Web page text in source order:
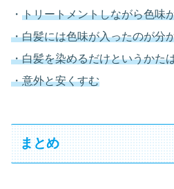
・ トリートメントしながら色味
・白髪には色味が入ったのが分
・白髪を染めるだけというかた
・意外と安くすむ
まとめ